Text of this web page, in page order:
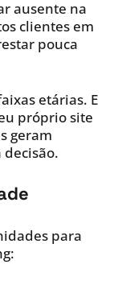
ausente na
clientes em
pouca
etárias. E
próprio site
geram
para